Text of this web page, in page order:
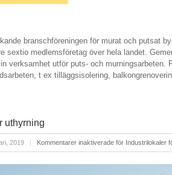
branschföreningen för murat och putsat
sextio medlemsföretag över hela landet.
verksamhet utför puts- och murningsarbeten.
t ex tilläggsisolering,
uthyrning
2019 Kommentarer inaktiverade för Industrilokaler